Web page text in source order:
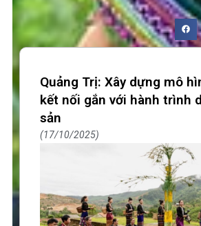
Quảng Trị: Xây dựng mô
kết nối gắn với hành trình
sản
17/10/2025